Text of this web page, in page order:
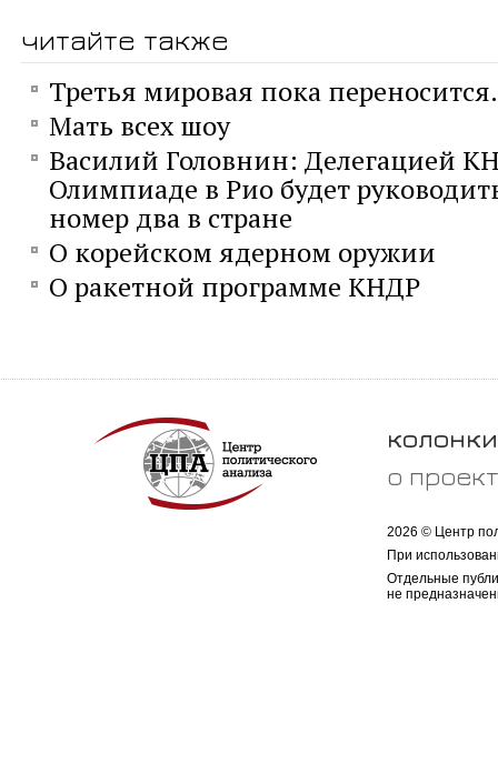
читайте также
Третья мировая пока
Мать всех шоу
Василий Головнин: Делегацией
Олимпиаде в Рио будет
номер два в стране
О корейском ядерном оружии
О ракетной программе КНДР
колонки
о
2026 © Центр
При
Отдельные
не